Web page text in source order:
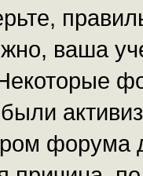
ваша
форума